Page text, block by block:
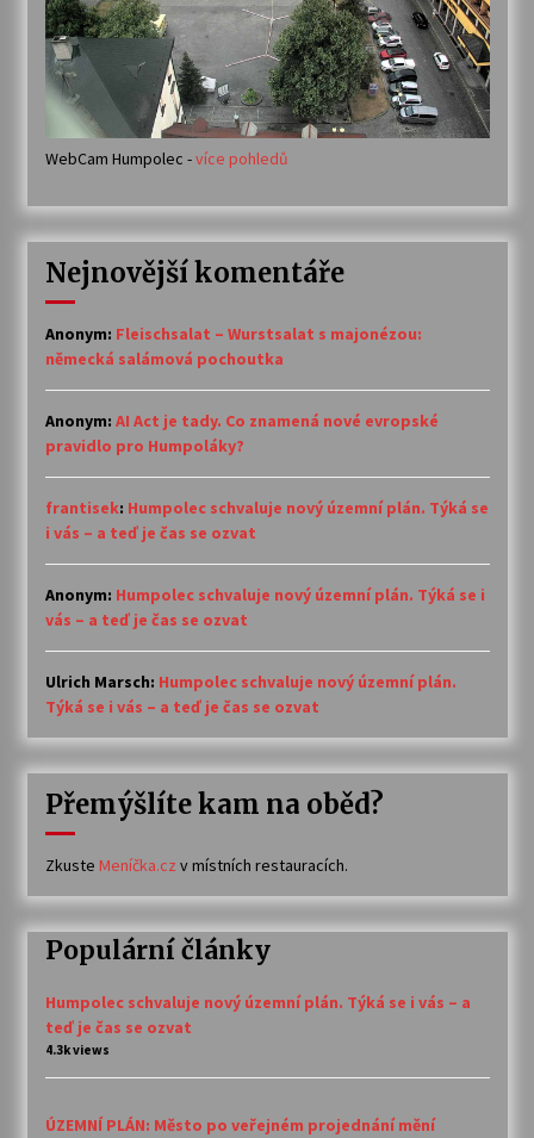
WebCam Humpolec -více pohledů
Nejnovější komentáře
Anonym: Fleischsalat – Wurstsalat s majonézou:
německá salámová pochoutka
Anonym: AI Act je tady. Co znamená nové evropské
pravidlo pro Humpoláky?
frantisek: Humpolec schvaluje nový územní plán. Týká se
i vás – a teď je čas se ozvat
Anonym: Humpolec schvaluje nový územní plán. Týká se i
vás – a teď je čas se ozvat
Ulrich Marsch: Humpolec schvaluje nový územní plán.
Týká se i vás – a teď je čas se ozvat
Přemýšlíte kam na oběd?
Zkuste Meníčka.cz v místních restauracích.
Populární články
Humpolec schvaluje nový územní plán. Týká se i vás – a
teď je čas se ozvat
4.3k views
ÚZEMNÍ PLÁN: Město po veřejném projednání mění